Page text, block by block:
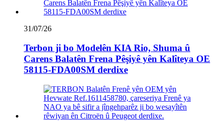
31/07/26
Terbon ji bo Modelên KIA Rio, Shuma û
Carens Balatên Frena Pêşiyê yên Kalîteya OE
58115-FDA00SM derdixe